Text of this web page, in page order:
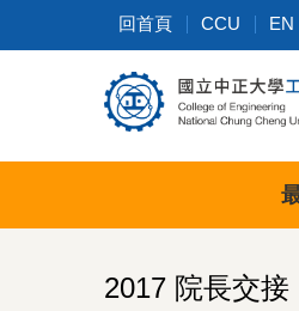
到
容
回首頁 CCU EN
2017 院長交